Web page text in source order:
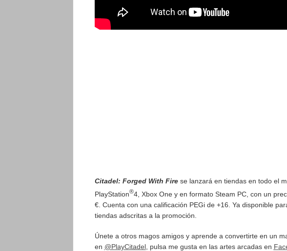
Citadel: Forged With Firese lanzará en tiendas en todo el
PlayStation®4, Xbox One y en formato Steam PC, con un
€. Cuenta con una calificación PEGi de +16. Ya disponible
tiendas adscritas a la promoción.
Únete a otros magos amigos y aprende a convertirte en un
en @PlayCitadel, pulsa me gusta en las artes arcadas en